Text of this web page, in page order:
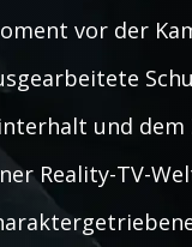
vor der
und dem
Reality-TV-